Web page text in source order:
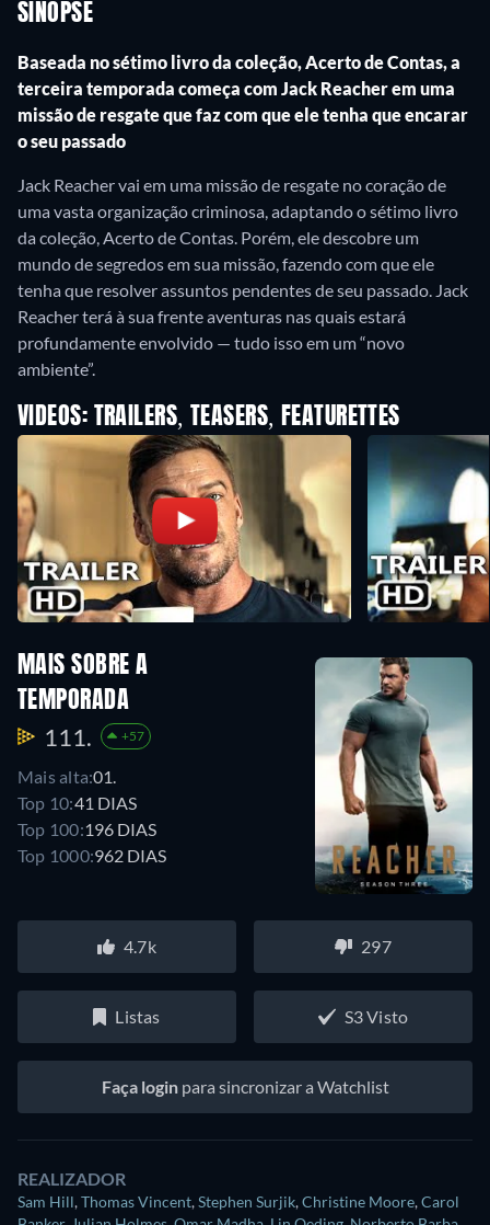
SINOPSE
Baseada no sétimo livro da coleção, Acerto de Contas, a
terceira temporada começa com Jack Reacher em uma
missão de resgate que faz com que ele tenha que encarar
o seu passado
Jack Reacher vai em uma missão de resgate no coração de
uma vasta organização criminosa, adaptando o sétimo livro
da coleção, Acerto de Contas. Porém, ele descobre um
mundo de segredos em sua missão, fazendo com que ele
tenha que resolver assuntos pendentes de seu passado. Jack
Reacher terá à sua frente aventuras nas quais estará
profundamente envolvido — tudo isso em um “novo
ambiente”.
VIDEOS: TRAILERS, TEASERS, FEATURETTES
MAIS SOBRE A
TEMPORADA
111. +57
Mais alta:01.
Top 10:41 DIAS
Top 100:196 DIAS
Top 1000:962 DIAS
4.7k 297
Listas S3 Visto
Faça loginpara sincronizar a Watchlist
REALIZADOR
Sam Hill,Thomas Vincent,Stephen Surjik,Christine Moore,Carol